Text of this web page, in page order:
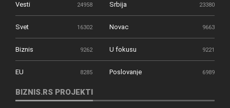
Vesti 24958 Srbija 23380
Svet 16302 Novac 9663
Biznis 9262 U fokusu 9221
EU 8285 Poslovanje 6989
BIZNIS.RS PROJEKTI